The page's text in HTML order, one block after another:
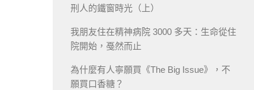
刑人的鐵窗時光（上）
我朋友住在精神病院 3000 多天：生命從住
院開始，戞然而止
為什麼有人寧願買《The Big Issue》，不
願買口香糖？